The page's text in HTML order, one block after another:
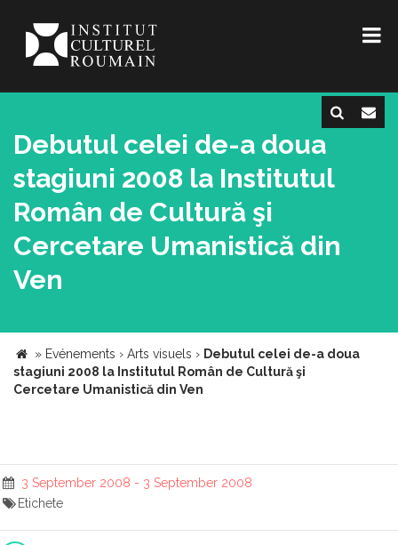
Debutul celei de-a doua
stagiuni 2008 la Institutul
Român de Cultură şi
Cercetare Umanistică din
Ven
» Evénements › Arts visuels › Debutul celei de-a doua
stagiuni 2008 la Institutul Român de Cultură şi
Cercetare Umanistică din Ven
3 September 2008 - 3 September 2008
Etichete